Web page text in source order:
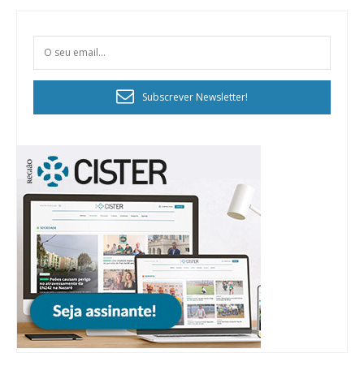
Subscrever Newsletter!